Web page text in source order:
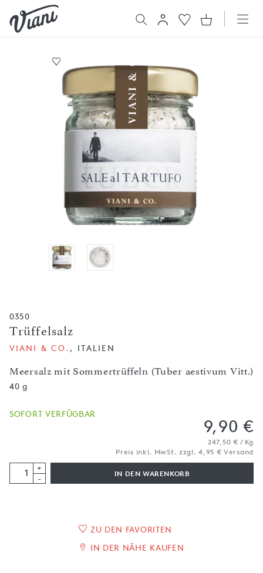
0350
Trüffelsalz
Meersalz mit Sommertrüffeln (Tuber aestivum Vitt.)
VIANI & CO. , ITALIEN
40 g
SOFORT VERFÜGBAR
9,90 €
247,50 € / Kg
Preis inkl. MwSt. zzgl. 4,95 € Versand
+
-
IN DEN WARENKORB
ZU DEN FAVORITEN
IN DER NÄHE KAUFEN